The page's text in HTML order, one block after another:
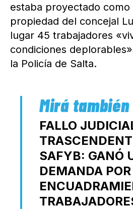
estaba proyectado como
propiedad del concejal
lugar 45 trabajadores
condiciones
la Policía de Salta.
FALLO
SAFYB: GANÓ
DEMANDA